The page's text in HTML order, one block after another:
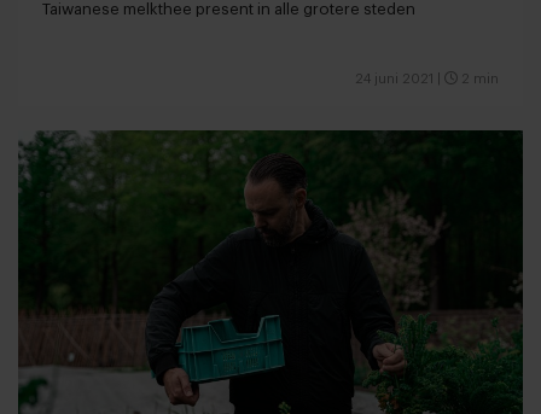
Taiwanese melkthee present in alle grotere steden
24 juni 2021 2 min